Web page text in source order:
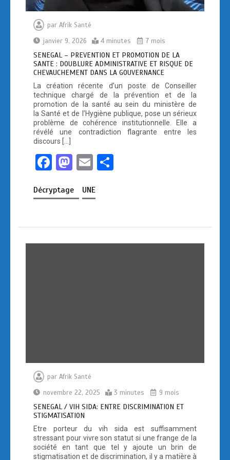
par Afrik Santé
janvier 9, 2026
4 minutes 7 mois
SENEGAL – PREVENTION ET PROMOTION DE LA
SANTE : DOUBLURE ADMINISTRATIVE ET RISQUE DE
CHEVAUCHEMENT DANS LA GOUVERNANCE
La création récente d’un poste de Conseiller
technique chargé de la prévention et de la
promotion de la santé au sein du ministère de
la Santé et de l’Hygiène publique, pose un sérieux
problème de cohérence institutionnelle. Elle a
révélé une contradiction flagrante entre les
discours […]
F
ce
o
o
M
st
d
o
E
ail
er
Décryptage UNE
par Afrik Santé
novembre 22, 2025
3 minutes 9 mois
SENEGAL / VIH SIDA: ENTRE DISCRIMINATION ET
STIGMATISATION
Etre porteur du vih sida est suffisamment
stressant pour vivre son statut si une frange de la
société en tant que tel y ajoute un brin de
stigmatisation et de discrimination, il y a matière à